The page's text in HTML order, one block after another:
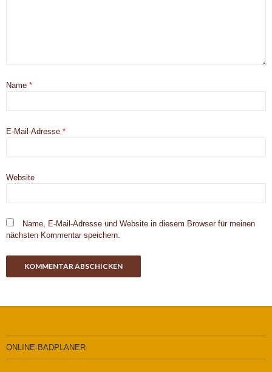
Name *
E-Mail-Adresse *
Website
Name, E-Mail-Adresse und Website in diesem Browser für meinen
nächsten Kommentar speichern.
ONLINE-BADPLANER